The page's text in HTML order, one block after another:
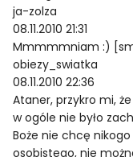
ja-zolza
08.11.2010 21:31
Mmmmmniam :)
obiezy_swiatka
08.11.2010 22:36
Ataner, przykro mi,
w ogóle nie było
Boże nie chcę
osobistego, nie